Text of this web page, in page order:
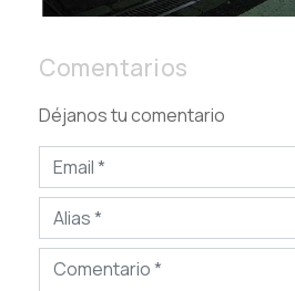
Comentarios
Déjanos tu comentario